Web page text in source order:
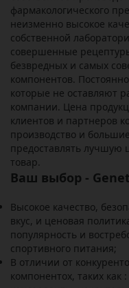
фармакологического
неизменно высокое
собственной
совершенные
безвредных и самых
компонентов.
которые не оставляют
компании. Цена
клиентов и партнеров
производство и
предоставлять лучшую
товар.
Ваш выбор -
Высокое качество,
вкус, и ценовая
популярность и
спортивного питания;
В отличии от
компонентох, таких